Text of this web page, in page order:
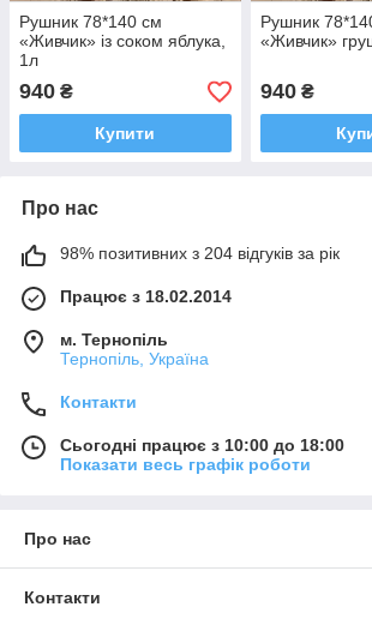
Рушник 78*140 см
«Живчик» із соком яблука,
1л
940 ₴
Купити
Рушник
«Живчик»
940₴
Про нас
98% позитивних з 204 відгуків за рік
Працює з 18.02.2014
м. Тернопіль
Тернопіль, Україна
Контакти
Сьогодні працює з 10:00 до 18:00
Показати весь графік роботи
Про нас
Контакти